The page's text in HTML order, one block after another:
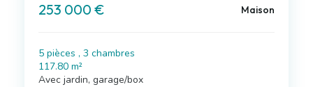
253 000 € Maison
5 pièces , 3 chambres
117.80 m²
Avec jardin, garage/box